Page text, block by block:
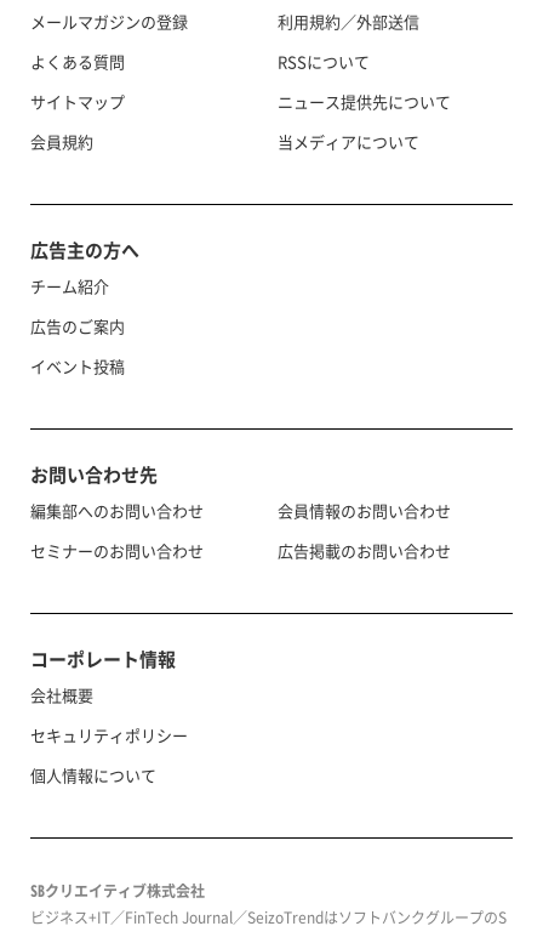
メールマガジンの登録
よくある質問
サイトマップ
会員規約
利用規約／外部送信
RSSについて
ニュース提供先について
当メディアについて
広告主の方へ
チーム紹介
広告のご案内
イベント投稿
お問い合わせ先
編集部へのお問い合わせ
セミナーのお問い合わせ
会員情報のお問い合わせ
広告掲載のお問い合わせ
コーポレート情報
会社概要
セキュリティポリシー
個人情報について
SBクリエイティブ株式会社
ビジネス+IT／FinTech Journal／SeizoTrendはソフトバンクグループのS